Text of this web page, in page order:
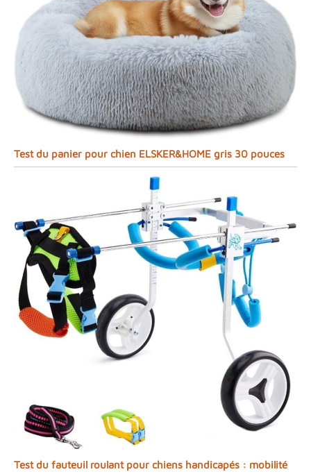
Test du panier pour chien ELSKER&HOME gris 30 pouces
Test du fauteuil roulant pour chiens handicapés : mobilité